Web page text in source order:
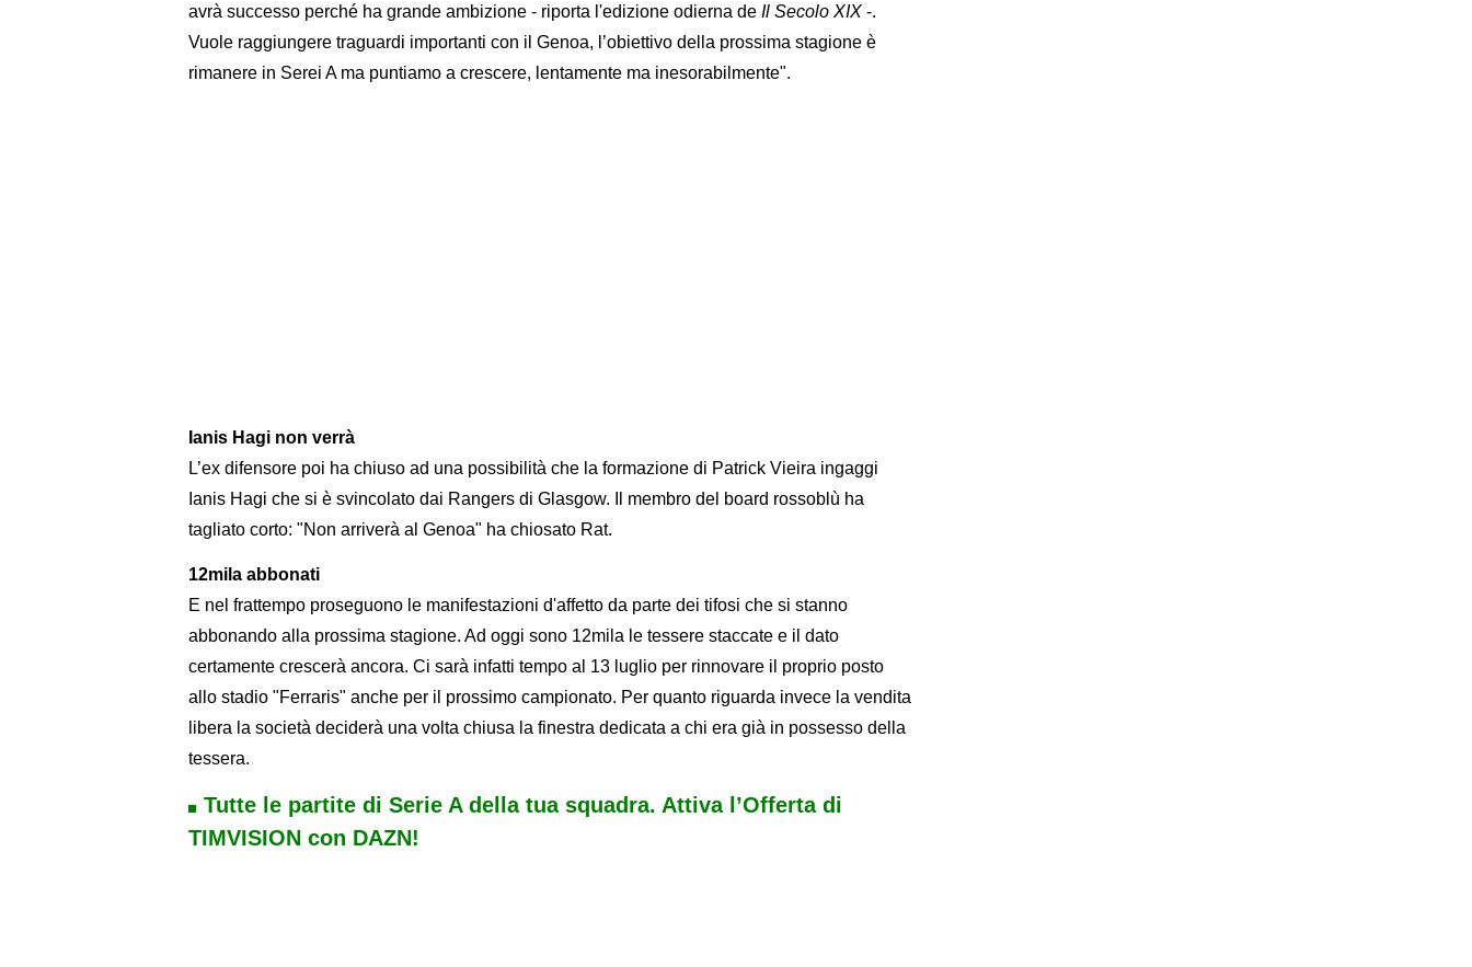
avrà successo perché ha grande ambizione - riporta l'edizione odierna de Il Secolo XIX -.
Vuole raggiungere traguardi importanti con il Genoa, l’obiettivo della prossima stagione è
rimanere in Serei A ma puntiamo a crescere, lentamente ma inesorabilmente".
Ianis Hagi non verrà
L’ex difensore poi ha chiuso ad una possibilità che la formazione di Patrick Vieira ingaggi
Ianis Hagi che si è svincolato dai Rangers di Glasgow. Il membro del board rossoblù ha
tagliato corto: "Non arriverà al Genoa" ha chiosato Rat.
12mila abbonati
E nel frattempo proseguono le manifestazioni d'affetto da parte dei tifosi che si stanno
abbonando alla prossima stagione. Ad oggi sono 12mila le tessere staccate e il dato
certamente crescerà ancora. Ci sarà infatti tempo al 13 luglio per rinnovare il proprio posto
allo stadio "Ferraris" anche per il prossimo campionato. Per quanto riguarda invece la vendita
libera la società deciderà una volta chiusa la finestra dedicata a chi era già in possesso della
tessera.
Tutte le partite di Serie A della tua squadra. Attiva l’Offerta di
TIMVISION con DAZN!